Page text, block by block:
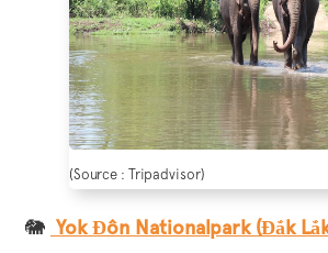
(Source : Tripadvisor)
🐘 Yok Đôn Nationalpark (Đắk